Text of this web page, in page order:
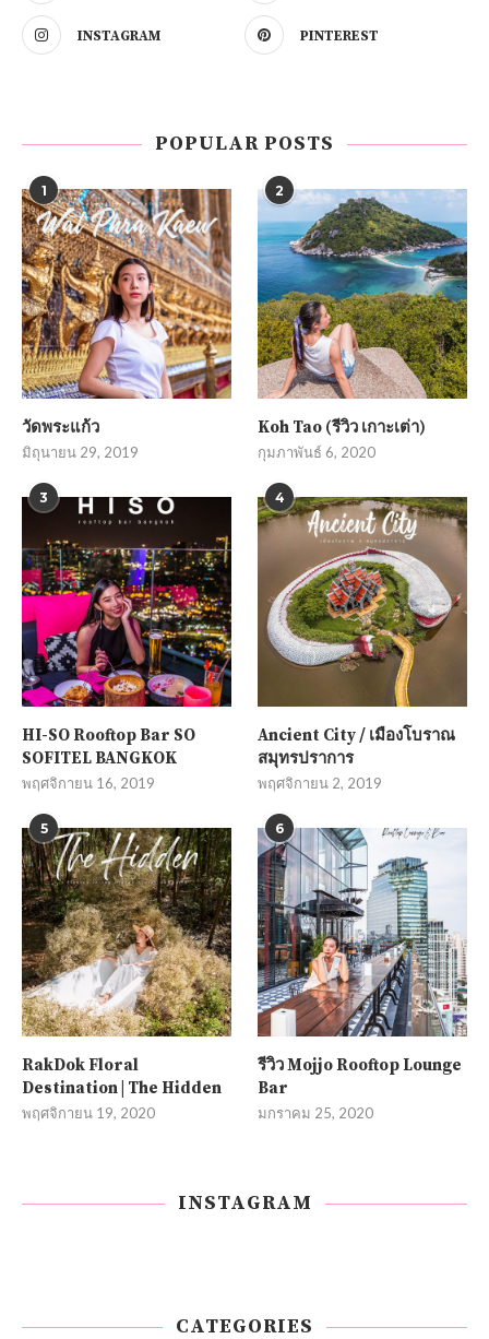
INSTAGRAM PINTEREST
POPULAR POSTS
1
วัดพระแก้ว
มิถุนายน 29, 2019
2
Koh Tao (รีวิว เกาะเต่า)
กุมภาพันธ์ 6, 2020
3
HI-SO Rooftop Bar SO
SOFITEL BANGKOK
พฤศจิกายน 16, 2019
4
Ancient City / เมืองโบราณ
สมุทรปราการ
พฤศจิกายน 2, 2019
5
RakDok Floral
Destination | The Hidden
พฤศจิกายน 19, 2020
6
รีวิว Mojjo Rooftop Lounge
Bar
มกราคม 25, 2020
INSTAGRAM
CATEGORIES